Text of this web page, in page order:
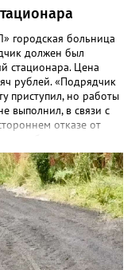
городская больница
должен был
стационара. Цена
рублей. «Подрядчик
приступил, но работы
выполнил, в связи с
отказе от
приняла
недобросовестных
подрядчик будет два